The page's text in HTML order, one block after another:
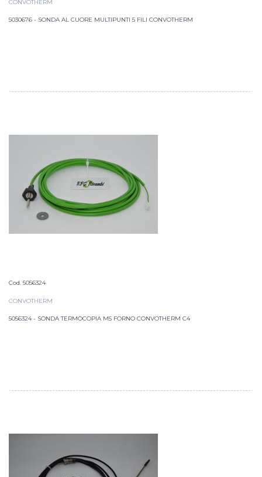
CONVOTHERM
5030676 - SONDA AL CUORE MULTIPUNTI 5 FILI CONVOTHERM
Cod. 5056324
CONVOTHERM
5056324 - SONDA TERMOCOPIA M5 FORNO CONVOTHERM C4